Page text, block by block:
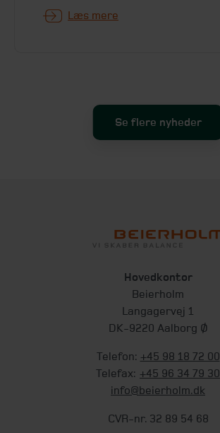
Læs mere
Se flere nyheder
Hovedkontor
Beierholm
Langagervej 1
DK-9220 Aalborg Ø
Telefon: +45 98 18 72 00
Telefax: +45 96 34 79 30
info@beierholm.dk
CVR-nr. 32 89 54 68